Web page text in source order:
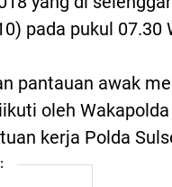
pada pukul 07.30
pantauan awak
oleh
kerja Polda